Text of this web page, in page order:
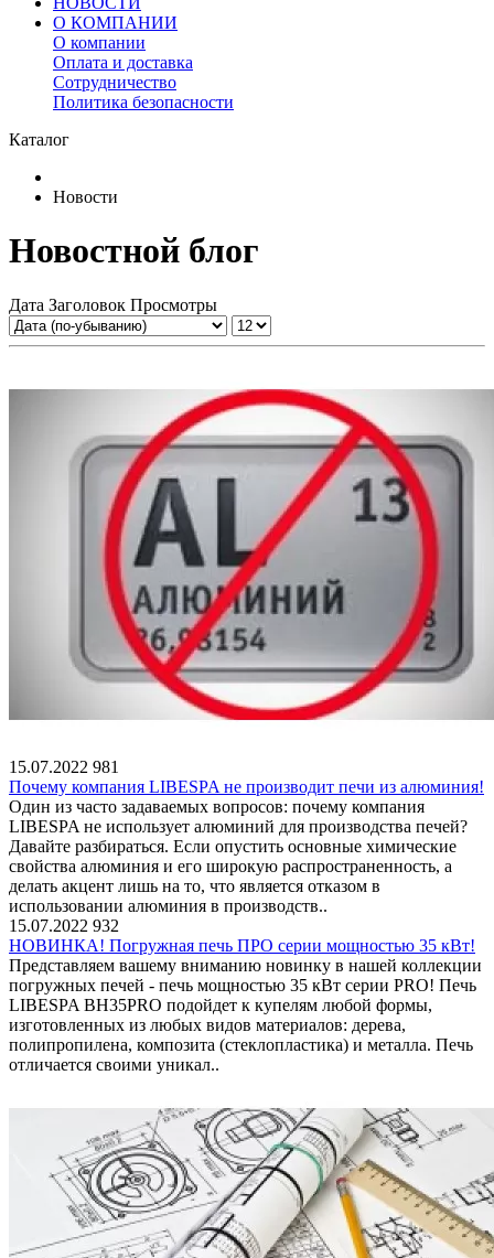
О КОМПАНИИ
О компании
Оплата и доставка
Сотрудничество
​Политика безопасности
Каталог
Новости
Новостной блог
Дата Заголовок Просмотры
15.07.2022 981
Почему компания LIBESPA не производит печи из алюминия!
Один из часто задаваемых вопросов: почему компания
LIBESPA не использует алюминий для производства печей?
Давайте разбираться. Если опустить основные химические
свойства алюминия и его широкую распространенность, а
делать акцент лишь на то, что является отказом в
использовании алюминия в производств..
15.07.2022 932
НОВИНКА! Погружная печь ПРО серии мощностью 35 кВт!
Представляем вашему вниманию новинку в нашей коллекции
погружных печей - печь мощностью 35 кВт серии PRO! Печь
LIBESPA ВН35PRO подойдет к купелям любой формы,
изготовленных из любых видов материалов: дерева,
полипропилена, композита (стеклопластика) и металла. Печь
отличается своими уникал..